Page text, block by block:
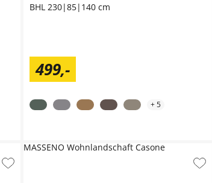
BHL 230|85|140 cm
499,-
+5
MASSENO Wohnlandschaft Casone